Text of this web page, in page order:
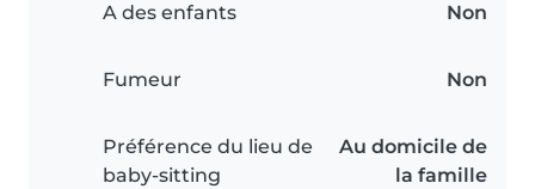
A des enfants Non
Fumeur Non
Préférence du lieu de
baby-sitting
Au domicile de
la famille